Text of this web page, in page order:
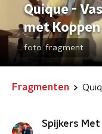
Quique -
met Koppen
foto:fragment
Fragmenten
Spijkers Met